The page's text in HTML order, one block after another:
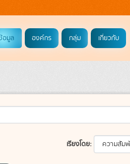
อมูล องค์กร กลุ่ม เกี่ยวกับ
เรียงโดย